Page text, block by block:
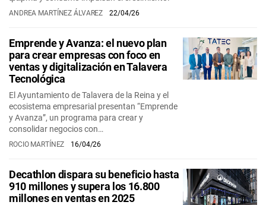
ANDREA MARTÍNEZ ÁLVAREZ 22/04/26
Emprende y Avanza: el nuevo plan
para crear empresas con foco en
ventas y digitalización en Talavera
Tecnológica
El Ayuntamiento de Talavera de la Reina y el
ecosistema empresarial presentan “Emprende
y Avanza”, un programa para crear y
consolidar negocios con…
ROCIO MARTÍNEZ 16/04/26
Decathlon dispara su beneficio hasta
910 millones y supera los 16.800
millones en ventas en 2025